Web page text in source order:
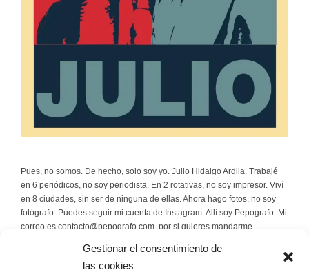
Gestionar el consentimiento de
las cookies
Pues, no somos. De hecho, solo soy yo. Julio Hidalgo Ardila. Trabajé
en 6 periódicos, no soy periodista. En 2 rotativas, no soy impresor. Viví
en 8 ciudades, sin ser de ninguna de ellas. Ahora hago fotos, no soy
fotógrafo. Puedes seguir mi cuenta de Instagram. Allí soy Pepografo. Mi
correo es contacto@pepografo.com, por si quieres mandarme